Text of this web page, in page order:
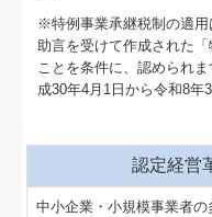
経営改善計画の策定
FX4クラウド
経営革新等支援機関
※特例事業承継税制の適用
助言を受けて作成された
ことを条件に、認められ
成30年4月1日から令和8年
認定経営
中小企業・小規模事業者